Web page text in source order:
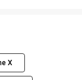
X